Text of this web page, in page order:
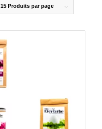
15 Produits par page